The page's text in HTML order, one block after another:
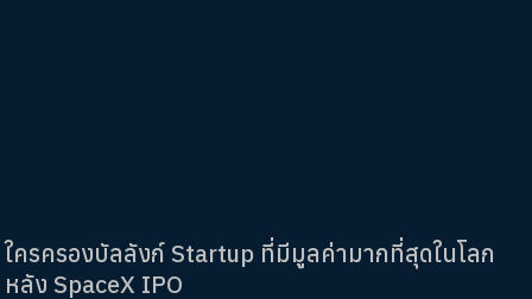
ใครครองบัลลังก์ Startup ที่มีมูลค่ามากที่สุดในโลก
หลัง SpaceX IPO